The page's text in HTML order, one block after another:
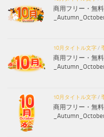
商用フリー・無
10月タイトル文字/
商用フリー・無
10月タイトル文字/
商用フリー・無